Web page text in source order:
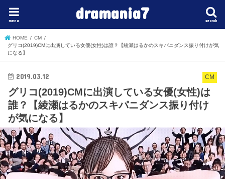
dramania7 search
menu
HOME
CM
グリコ(2019)CMに出演している女優(女性)は誰？【綾瀬はるかのスキパニダンス振り付けが気
になる】
CM
2019.03.12
グリコ(2019)CMに出演している女優(女性)は
誰？【綾瀬はるかのスキパニダンス振り付け
が気になる】